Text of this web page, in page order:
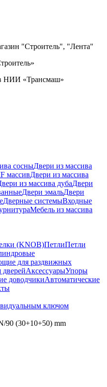
"Строитель", "Лента"
в НИИ «Трансмаш»
сосныДвери из массива
массивДвери из массива
из массива дубаДвери
Двери эмальДвери
Дверные системыВходные
Мебель из массива
(KNOB)ПетлиПетли
для раздвижных
АксессуарыУпоры
доводчикиАвтоматические
ключом
90 (30+10+50) mm